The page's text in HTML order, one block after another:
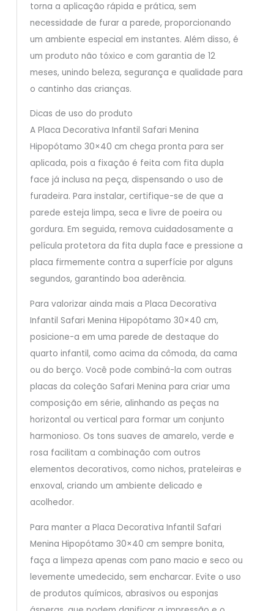
torna a aplicação rápida e prática, sem
necessidade de furar a parede, proporcionando
um ambiente especial em instantes. Além disso, é
um produto não tóxico e com garantia de 12
meses, unindo beleza, segurança e qualidade para
o cantinho das crianças.
Dicas de uso do produto
A Placa Decorativa Infantil Safari Menina
Hipopótamo 30×40 cm chega pronta para ser
aplicada, pois a fixação é feita com fita dupla
face já inclusa na peça, dispensando o uso de
furadeira. Para instalar, certifique-se de que a
parede esteja limpa, seca e livre de poeira ou
gordura. Em seguida, remova cuidadosamente a
película protetora da fita dupla face e pressione a
placa firmemente contra a superfície por alguns
segundos, garantindo boa aderência.
Para valorizar ainda mais a Placa Decorativa
Infantil Safari Menina Hipopótamo 30×40 cm,
posicione-a em uma parede de destaque do
quarto infantil, como acima da cômoda, da cama
ou do berço. Você pode combiná-la com outras
placas da coleção Safari Menina para criar uma
composição em série, alinhando as peças na
horizontal ou vertical para formar um conjunto
harmonioso. Os tons suaves de amarelo, verde e
rosa facilitam a combinação com outros
elementos decorativos, como nichos, prateleiras e
enxoval, criando um ambiente delicado e
acolhedor.
Para manter a Placa Decorativa Infantil Safari
Menina Hipopótamo 30×40 cm sempre bonita,
faça a limpeza apenas com pano macio e seco ou
levemente umedecido, sem encharcar. Evite o uso
de produtos químicos, abrasivos ou esponjas